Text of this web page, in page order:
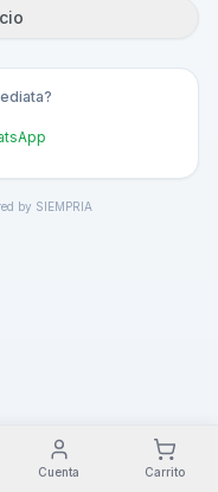
by SIEMPRIA
Cuenta Carrito